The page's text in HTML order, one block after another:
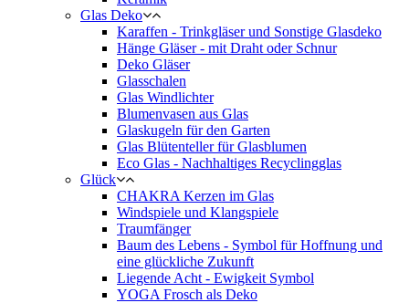
Glas Deko
Karaffen - Trinkgläser und Sonstige Glasdeko
Hänge Gläser - mit Draht oder Schnur
Deko Gläser
Glasschalen
Glas Windlichter
Blumenvasen aus Glas
Glaskugeln für den Garten
Glas Blütenteller für Glasblumen
Eco Glas - Nachhaltiges Recyclingglas
Glück
CHAKRA Kerzen im Glas
Windspiele und Klangspiele
Traumfänger
Baum des Lebens - Symbol für Hoffnung und
eine glückliche Zukunft
Liegende Acht - Ewigkeit Symbol
YOGA Frosch als Deko